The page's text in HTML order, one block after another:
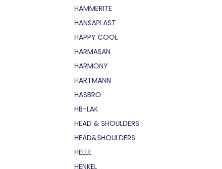
HAMMERITE
HANSAPLAST
HAPPY COOL
HARMASAN
HARMONY
HARTMANN
HASBRO
HB-LAK
HEAD & SHOULDERS
HEAD&SHOULDERS
HELLE
HENKEL